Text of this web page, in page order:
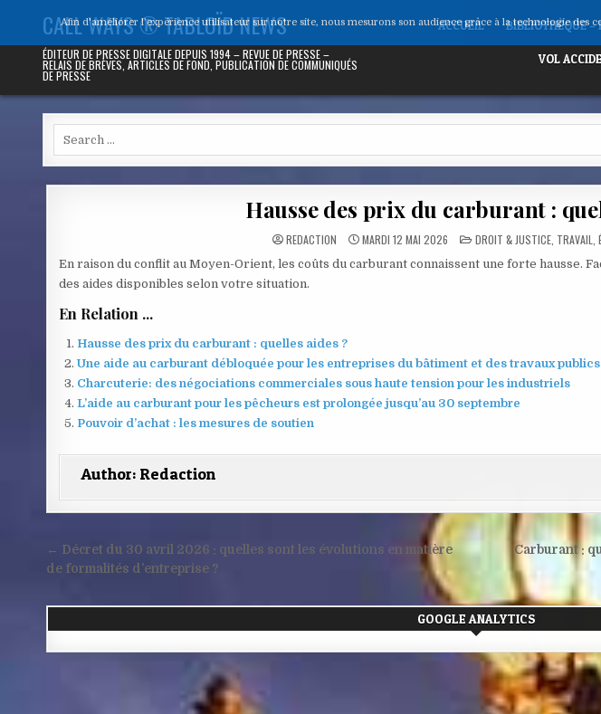
content
CALL WAYS ® TABLOÏD NEWS
ÉDITEUR DE PRESSE DIGITALE DEPUIS 1994 – REVUE DE PRESSE –
RELAIS DE BRÈVES, ARTICLES DE FOND, PUBLICATION DE COMMUNIQUÉS
DE PRESSE
ACCUEIL BIBLIOTHÈQUE –
VOL
Hausse des prix du carburant :
REDACTION MARDI 12 MAI 2026 POSTED
IN
DROIT & JUSTICE TRAVAIL,
En raison du conflit au Moyen-Orient, les coûts du carburant connaissent une forte hausse.
des aides disponibles selon votre situation.
En Relation ...
Hausse des prix du carburant : quelles aides ?
Une aide au carburant débloquée pour les entreprises du bâtiment et des travaux publics
Charcuterie: des négociations commerciales sous haute tension pour les industriels
L’aide au carburant pour les pêcheurs est prolongée jusqu’au 30 septembre
Pouvoir d’achat : les mesures de soutien
Author: Redaction
Navigation
de
l’article
Carburant :
← Décret du 30 avril 2026 : quelles sont les évolutions en matière
de formalités d’entreprise ?
GOOGLE ANALYTICS
Afin d'améliorer l’expérience utilisateur sur notre site, nous mesurons son audience grâce à la technologie des